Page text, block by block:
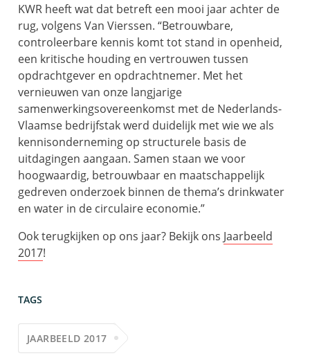
KWR heeft wat dat betreft een mooi jaar achter de
rug, volgens Van Vierssen. “Betrouwbare,
controleerbare kennis komt tot stand in openheid,
een kritische houding en vertrouwen tussen
opdrachtgever en opdrachtnemer. Met het
vernieuwen van onze langjarige
samenwerkingsovereenkomst met de Nederlands-
Vlaamse bedrijfstak werd duidelijk met wie we als
kennisonderneming op structurele basis de
uitdagingen aangaan. Samen staan we voor
hoogwaardig, betrouwbaar en maatschappelijk
gedreven onderzoek binnen de thema’s drinkwater
en water in de circulaire economie.”
Ook terugkijken op ons jaar? Bekijk ons Jaarbeeld
2017!
TAGS
JAARBEELD 2017